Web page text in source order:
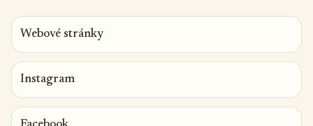
Webové stránky
Instagram